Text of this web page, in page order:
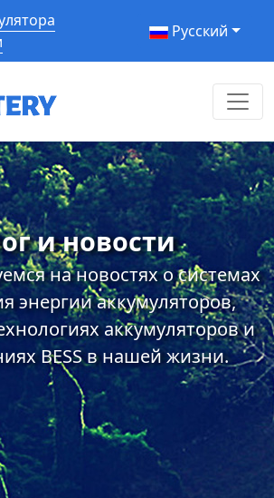
Pусский
и новости
на новостях о системах
энергии аккумуляторов,
аккумуляторов и
BESS в нашей жизни.